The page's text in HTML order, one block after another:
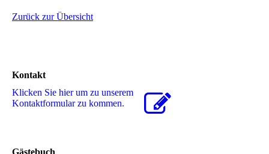
Zurück zur Übersicht
Kontakt
Klicken Sie hier um zu unserem
Kon­takt­for­mu­lar zu kommen.
Gästebuch